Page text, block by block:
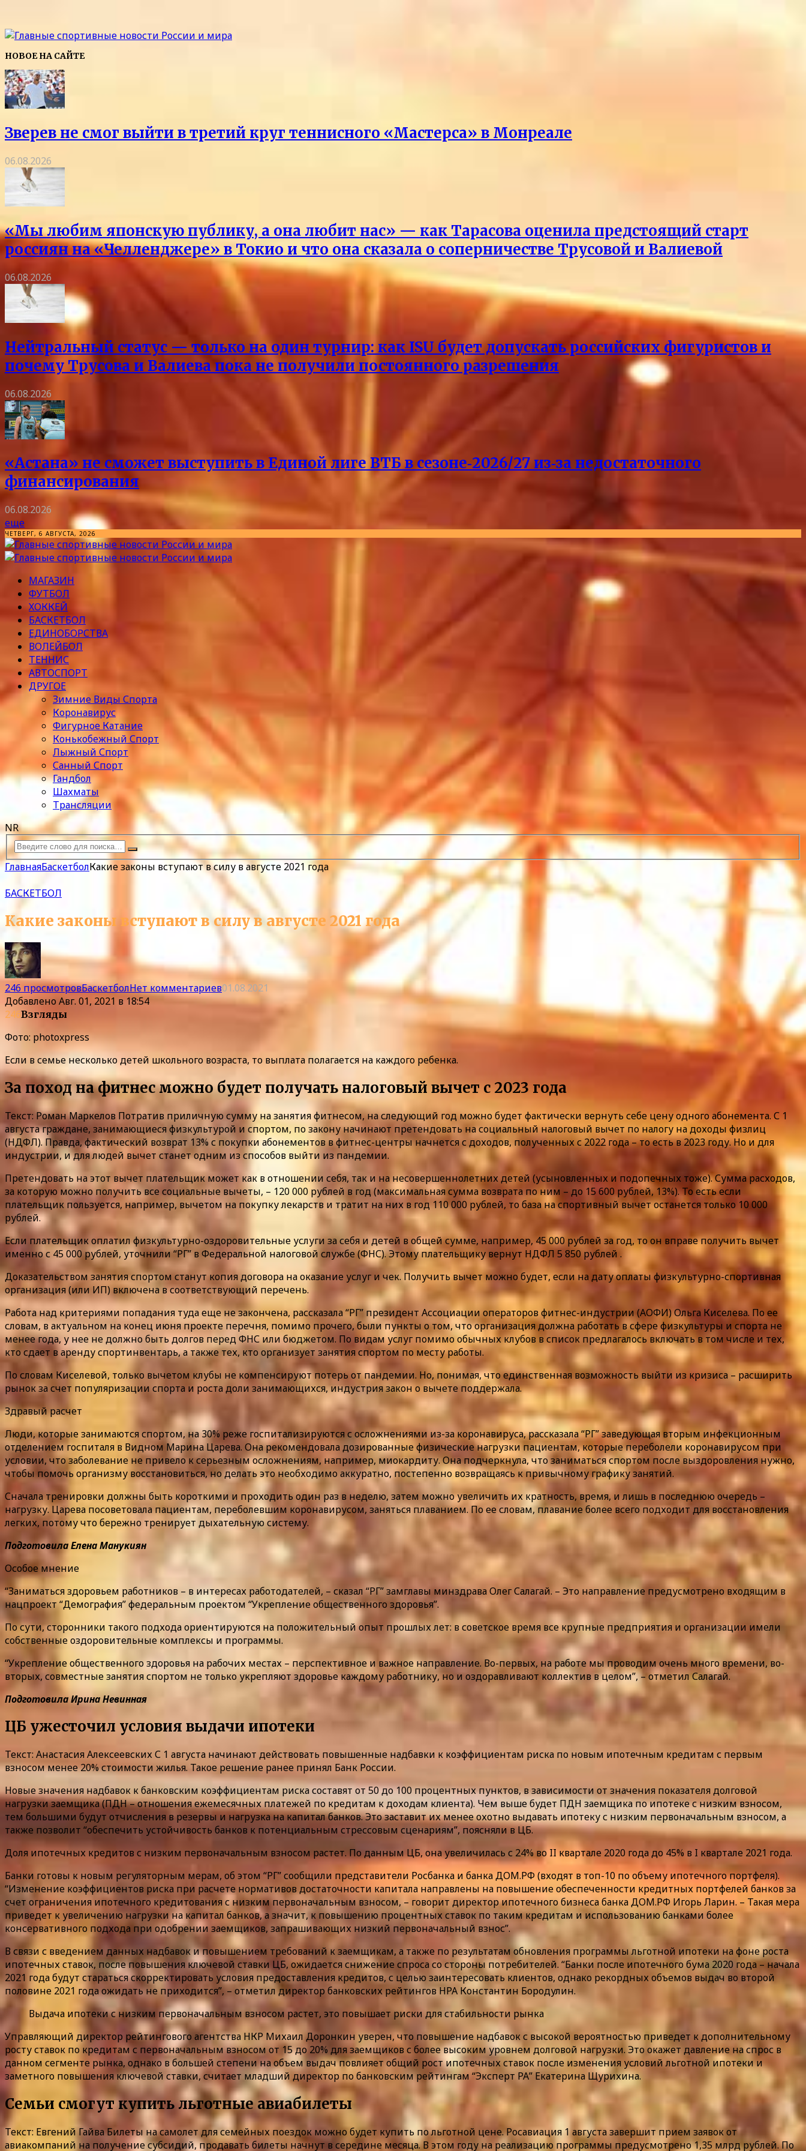
НОВОЕ НА САЙТЕ
Зверев не смог выйти в третий круг теннисного «Мастерса» в Монреале
06.08.2026
«Мы любим японскую публику, а она любит нас» — как Тарасова оценила предстоящий старт
россиян на «Челленджере» в Токио и что она сказала о соперничестве Трусовой и Валиевой
06.08.2026
Нейтральный статус — только на один турнир: как ISU будет допускать российских фигуристов и
почему Трусова и Валиева пока не получили постоянного разрешения
06.08.2026
«Астана» не сможет выступить в Единой лиге ВТБ в сезоне‑2026/27 из‑за недостаточного
финансирования
06.08.2026
еще
ЧЕТВЕРГ, 6 АВГУСТА, 2026
МАГАЗИН
ФУТБОЛ
ХОККЕЙ
БАСКЕТБОЛ
ЕДИНОБОРСТВА
ВОЛЕЙБОЛ
ТЕННИС
АВТОСПОРТ
ДРУГОЕ
Зимние Виды Спорта
Коронавирус
Фигурное Катание
Конькобежный Спорт
Лыжный Спорт
Санный Спорт
Гандбол
Шахматы
Трансляции
NR
ГлавнаяБаскетболКакие законы вступают в силу в августе 2021 года
БАСКЕТБОЛ
Какие законы вступают в силу в августе 2021 года
246 просмотровБаскетболНет комментариев01.08.2021
ДобавленоАвг. 01, 2021 в 18:54
246Взгляды
Фото: photoxpress
Если в семье несколько детей школьного возраста, то выплата полагается на каждого ребенка.
За поход на фитнес можно будет получать налоговый вычет с 2023 года
Текст: Роман Маркелов Потратив приличную сумму на занятия фитнесом, на следующий год можно будет фактически вернуть себе цену одного абонемента. С 1
августа граждане, занимающиеся физкультурой и спортом, по закону начинают претендовать на социальный налоговый вычет по налогу на доходы физлиц
(НДФЛ). Правда, фактический возврат 13% с покупки абонементов в фитнес-центры начнется с доходов, полученных с 2022 года – то есть в 2023 году. Но и для
индустрии, и для людей вычет станет одним из способов выйти из пандемии.
Претендовать на этот вычет плательщик может как в отношении себя, так и на несовершеннолетних детей (усыновленных и подопечных тоже). Сумма расходов,
за которую можно получить все социальные вычеты, – 120 000 рублей в год (максимальная сумма возврата по ним – до 15 600 рублей, 13%). То есть если
плательщик пользуется, например, вычетом на покупку лекарств и тратит на них в год 110 000 рублей, то база на спортивный вычет останется только 10 000
рублей.
Если плательщик оплатил физкультурно-оздоровительные услуги за себя и детей в общей сумме, например, 45 000 рублей за год, то он вправе получить вычет
именно с 45 000 рублей, уточнили “РГ” в Федеральной налоговой службе (ФНС). Этому плательщику вернут НДФЛ 5 850 рублей .
Доказательством занятия спортом станут копия договора на оказание услуг и чек. Получить вычет можно будет, если на дату оплаты физкультурно-спортивная
организация (или ИП) включена в соответствующий перечень.
Работа над критериями попадания туда еще не закончена, рассказала “РГ” президент Ассоциации операторов фитнес-индустрии (АОФИ) Ольга Киселева. По ее
словам, в актуальном на конец июня проекте перечня, помимо прочего, были пункты о том, что организация должна работать в сфере физкультуры и спорта не
менее года, у нее не должно быть долгов перед ФНС или бюджетом. По видам услуг помимо обычных клубов в список предлагалось включать в том числе и тех,
кто сдает в аренду спортинвентарь, а также тех, кто организует занятия спортом по месту работы.
По словам Киселевой, только вычетом клубы не компенсируют потерь от пандемии. Но, понимая, что единственная возможность выйти из кризиса – расширить
рынок за счет популяризации спорта и роста доли занимающихся, индустрия закон о вычете поддержала.
Здравый расчет
Люди, которые занимаются спортом, на 30% реже госпитализируются с осложнениями из-за коронавируса, рассказала “РГ” заведующая вторым инфекционным
отделением госпиталя в Видном Марина Царева. Она рекомендовала дозированные физические нагрузки пациентам, которые переболели коронавирусом при
условии, что заболевание не привело к серьезным осложнениям, например, миокардиту. Она подчеркнула, что заниматься спортом после выздоровления нужно,
чтобы помочь организму восстановиться, но делать это необходимо аккуратно, постепенно возвращаясь к привычному графику занятий.
Сначала тренировки должны быть короткими и проходить один раз в неделю, затем можно увеличить их кратность, время, и лишь в последнюю очередь –
нагрузку. Царева посоветовала пациентам, переболевшим коронавирусом, заняться плаванием. По ее словам, плавание более всего подходит для восстановления
легких, потому что бережно тренирует дыхательную систему.
ПодготовилаЕлена Манукиян
Особое мнение
“Заниматься здоровьем работников – в интересах работодателей, – сказал “РГ” замглавы минздрава Олег Салагай. – Это направление предусмотрено входящим в
нацпроект “Демография” федеральным проектом “Укрепление общественного здоровья”.
По сути, сторонники такого подхода ориентируются на положительный опыт прошлых лет: в советское время все крупные предприятия и организации имели
собственные оздоровительные комплексы и программы.
“Укрепление общественного здоровья на рабочих местах – перспективное и важное направление. Во-первых, на работе мы проводим очень много времени, во-
вторых, совместные занятия спортом не только укрепляют здоровье каждому работнику, но и оздоравливают коллектив в целом”, – отметил Салагай.
ПодготовилаИрина Невинная
ЦБ ужесточил условия выдачи ипотеки
Текст: Анастасия Алексеевских С 1 августа начинают действовать повышенные надбавки к коэффициентам риска по новым ипотечным кредитам с первым
взносом менее 20% стоимости жилья. Такое решение ранее принял Банк России.
Новые значения надбавок к банковским коэффициентам риска составят от 50 до 100 процентных пунктов, в зависимости от значения показателя долговой
нагрузки заемщика (ПДН – отношения ежемесячных платежей по кредитам к доходам клиента). Чем выше будет ПДН заемщика по ипотеке с низким взносом,
тем большими будут отчисления в резервы и нагрузка на капитал банков. Это заставит их менее охотно выдавать ипотеку с низким первоначальным взносом, а
также позволит “обеспечить устойчивость банков к потенциальным стрессовым сценариям”, поясняли в ЦБ.
Доля ипотечных кредитов с низким первоначальным взносом растет. По данным ЦБ, она увеличилась с 24% во II квартале 2020 года до 45% в I квартале 2021 года.
Банки готовы к новым регуляторным мерам, об этом “РГ” сообщили представители Росбанка и банка ДОМ.РФ (входят в топ-10 по объему ипотечного портфеля).
“Изменение коэффициентов риска при расчете нормативов достаточности капитала направлены на повышение обеспеченности кредитных портфелей банков за
счет ограничения ипотечного кредитования с низким первоначальным взносом, – говорит директор ипотечного бизнеса банка ДОМ.РФ Игорь Ларин. – Такая мера
приведет к увеличению нагрузки на капитал банков, а значит, к повышению процентных ставок по таким кредитам и использованию банками более
консервативного подхода при одобрении заемщиков, запрашивающих низкий первоначальный взнос”.
В связи с введением данных надбавок и повышением требований к заемщикам, а также по результатам обновления программы льготной ипотеки на фоне роста
ипотечных ставок, после повышения ключевой ставки ЦБ, ожидается снижение спроса со стороны потребителей. “Банки после ипотечного бума 2020 года – начала
2021 года будут стараться скорректировать условия предоставления кредитов, с целью заинтересовать клиентов, однако рекордных объемов выдач во второй
половине 2021 года ожидать не приходится”, – отметил директор банковских рейтингов НРА Константин Бородулин.
Выдача ипотеки с низким первоначальным взносом растет, это повышает риски для стабильности рынка
Управляющий директор рейтингового агентства НКР Михаил Доронкин уверен, что повышение надбавок с высокой вероятностью приведет к дополнительному
росту ставок по кредитам с первоначальным взносом от 15 до 20% для заемщиков с более высоким уровнем долговой нагрузки. Это окажет давление на спрос в
данном сегменте рынка, однако в большей степени на объем выдач повлияет общий рост ипотечных ставок после изменения условий льготной ипотеки и
заметного повышения ключевой ставки, считает младший директор по банковским рейтингам “Эксперт РА” Екатерина Щурихина.
Семьи смогут купить льготные авиабилеты
Текст: Евгений Гайва Билеты на самолет для семейных поездок можно будет купить по льготной цене. Росавиация 1 августа завершит прием заявок от
авиакомпаний на получение субсидий, продавать билеты начнут в середине месяца. В этом году на реализацию программы предусмотрено 1,35 млрд рублей. По